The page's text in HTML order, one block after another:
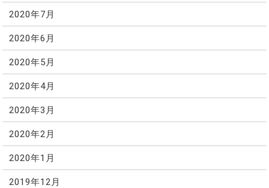
2020年7月
2020年6月
2020年5月
2020年4月
2020年3月
2020年2月
2020年1月
2019年12月